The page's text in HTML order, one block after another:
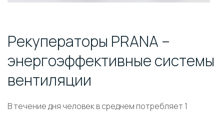
Рекуператоры PRANA –
энергоэффективные системы
вентиляции
В течение дня человек в среднем потребляет 1